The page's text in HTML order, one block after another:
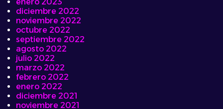
diciembre 2022
noviembre 2022
octubre 2022
septiembre 2022
agosto 2022
julio 2022
marzo 2022
febrero 2022
enero 2022
diciembre 2021
noviembre 2021